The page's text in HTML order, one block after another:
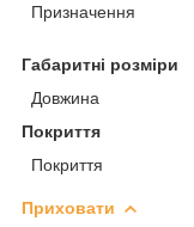
Призначення
Габаритні розміри
Довжина
Покриття
Покриття
Приховати